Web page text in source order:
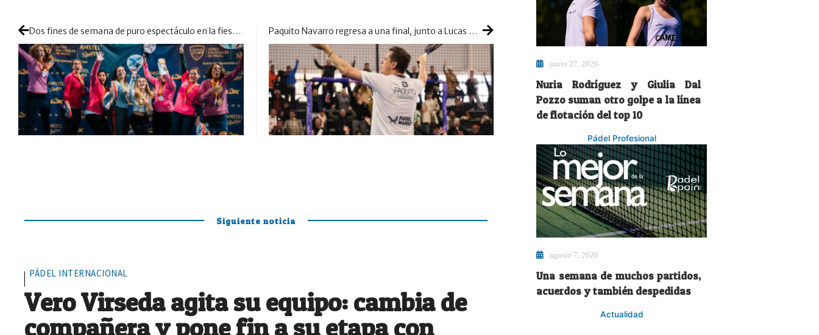
Dos fines de semana de puro espectáculo en la fiesta final de las Series Nacionales de Pádel Paquito Navarro regresa a una final, junto a Lucas Bergamini, ante los nº1
Siguiente noticia
PÁDEL INTERNACIONAL
Vero Virseda agita su equipo: cambia de
compañera y pone fin a su etapa con
junio 27, 2026
Nuria Rodríguez y Giulia Dal
Pozzo suman otro golpe a la línea
de flotación del top 10
Pádel Profesional
agosto 7, 2026
Una semana de muchos partidos,
acuerdos y también despedidas
Actualidad